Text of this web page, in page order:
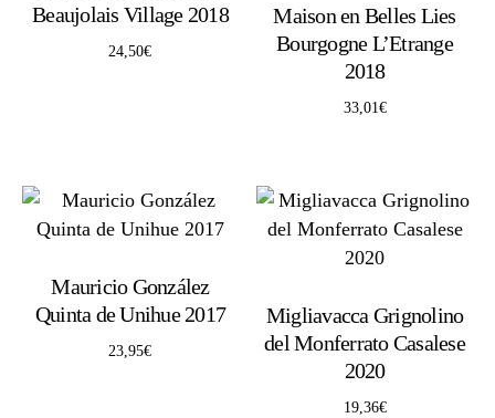
Beaujolais Village 2018
24,50€
Maison en Belles Lies
Bourgogne L’Etrange
2018
33,01€
Mauricio González
Quinta de Unihue 2017
23,95€
Migliavacca Grignolino
del Monferrato Casalese
2020
19,36€